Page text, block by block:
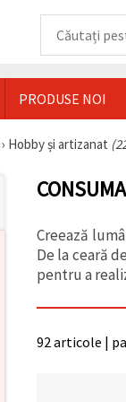
PRODUSE NOI
› Hobby și artizanat
Creează
De la ceară
pentru a
92 articole |